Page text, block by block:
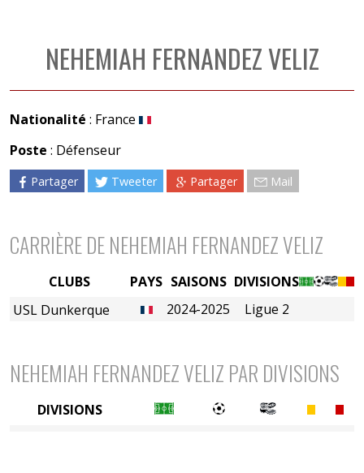
NEHEMIAH FERNANDEZ VELIZ
Nationalité : France
Poste : Défenseur
Partager Tweeter Partager Mail
CARRIÈRE DE NEHEMIAH FERNANDEZ VELIZ
PAYS SAISONS DIVISIONS
2024-2025
Ligue 2
CLUBS
USL Dunkerque
NEHEMIAH FERNANDEZ VELIZ PAR DIVISIONS
DIVISIONS